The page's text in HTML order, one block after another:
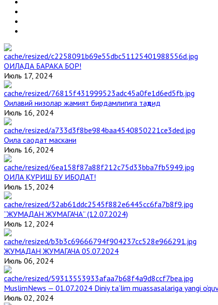
ОИЛАДА БАРАКА БОР!
Июль 17, 2024
Оилавий низолар жамият бирдамлигига таҳдид
Июль 16, 2024
Оила саодат маскани
Июль 16, 2024
ОИЛА ҚУРИШ БУ ИБОДАТ!
Июль 15, 2024
“ЖУМАДАН ЖУМАГАЧА” (12.07.2024)
Июль 12, 2024
ЖУМАДАН ЖУМАГАЧА 05.07.2024
Июль 06, 2024
MuslimNews — 01.07.2024 Diniy ta’lim muassasalariga yangi
Июль 02, 2024